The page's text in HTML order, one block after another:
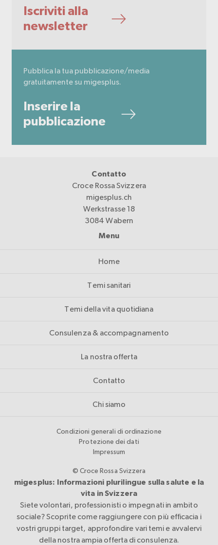
Iscriviti alla
newsletter
Pubblica la tua pubblicazione/media
gratuitamente su migesplus.
Inserire la
pubblicazione
Contatto
Croce Rossa Svizzera
migesplus.ch
Werkstrasse 18
3084 Wabern
Menu
Home
Temi sanitari
Temi della vita quotidiana
Consulenza & accompagnamento
La nostra offerta
Contatto
Chi siamo
Condizioni generali di ordinazione
Protezione dei dati
Impressum
© Croce Rossa Svizzera
migesplus: Informazioni plurilingue sulla salute e la
vita in Svizzera
Siete volontari, professionisti o impegnati in ambito
sociale? Scoprite come raggiungere con più efficacia i
vostri gruppi target, approfondire vari temi e avvalervi
della nostra ampia offerta di consulenza.